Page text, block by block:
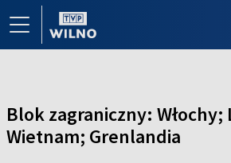
Blok zagraniczny: Włochy;
Wietnam; Grenlandia